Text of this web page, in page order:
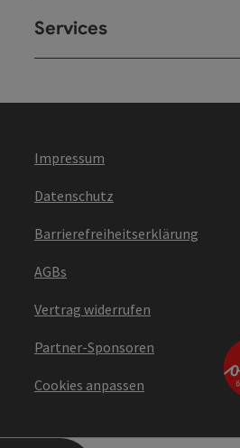
Services
Impressum
Datenschutz
Barrierefreiheitserklärung
AGBs
Vertrag widerrufen
Partner-Sponsoren
Cookies anpassen